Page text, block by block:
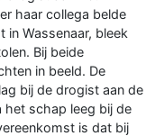
haar collega belde
in Wassenaar, bleek
Bij beide
in beeld. De
bij de drogist aan de
het schap leeg bij de
is dat bij